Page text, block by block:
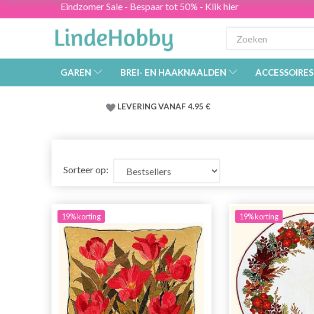
Eindzomer Sale - Bespaar tot 50% - Klik hier
GAREN BREI- EN HAAKNAALDEN ACCESSOIRES
LEVERING VANAF 4.95 €
Sorteer op:
19% korting 19% korting